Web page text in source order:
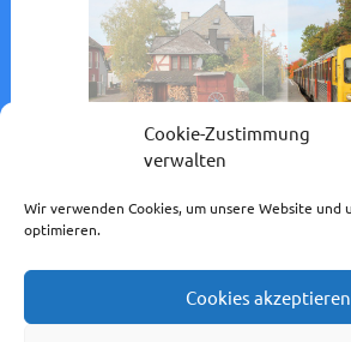
Cookie-Zustimmung
verwalten
Wir verwenden Cookies, um unsere Website und
optimieren.
Cookies akzeptieren